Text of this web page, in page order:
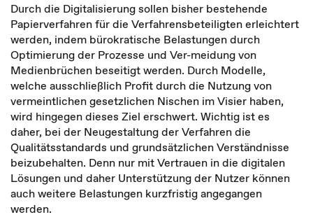
Durch die Digitalisierung sollen bisher bestehende
Papierverfahren für die Verfahrensbeteiligten erleichtert
werden, indem bürokratische Belastungen durch
Optimierung der Prozesse und Ver-meidung von
Medienbrüchen beseitigt werden. Durch Modelle,
welche ausschließlich Profit durch die Nutzung von
vermeintlichen gesetzlichen Nischen im Visier haben,
wird hingegen dieses Ziel erschwert. Wichtig ist es
daher, bei der Neugestaltung der Verfahren die
Qualitätsstandards und grundsätzlichen Verständnisse
beizubehalten. Denn nur mit Vertrauen in die digitalen
Lösungen und daher Unterstützung der Nutzer können
auch weitere Belastungen kurzfristig angegangen
werden.